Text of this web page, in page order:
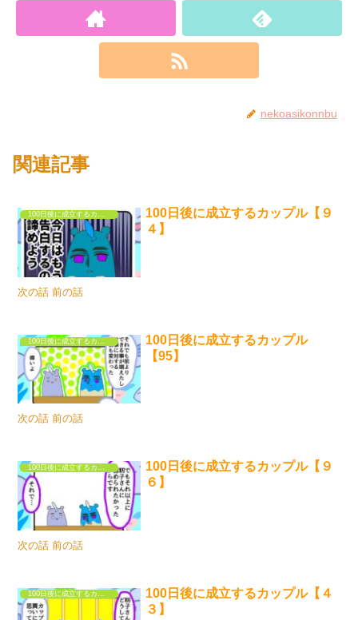
nekoasikonnbu
関連記事
100日後に成立するカップル
100日後に成立するカップル【９
４】
次の話 前の話
100日後に成立するカップル
【95】
次の話 前の話
100日後に成立するカップル【９
６】
次の話 前の話
100日後に成立するカップル
100日後に成立するカップル【４
３】